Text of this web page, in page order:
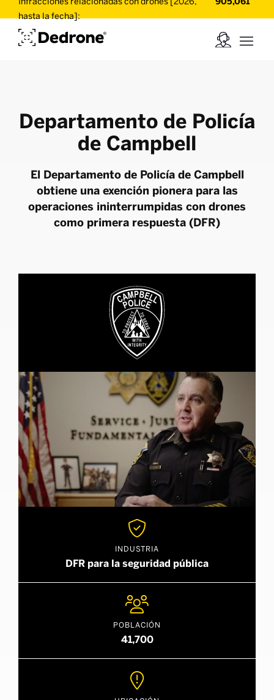
hasta la fecha]:
Departamento de Policía
de Campbell
El Departamento de Policía de Campbell
obtiene una exención pionera para las
operaciones ininterrumpidas con drones
como primera respuesta (DFR)

INDUSTRIA
DFR para la seguridad pública

POBLACIÓN
41,700
